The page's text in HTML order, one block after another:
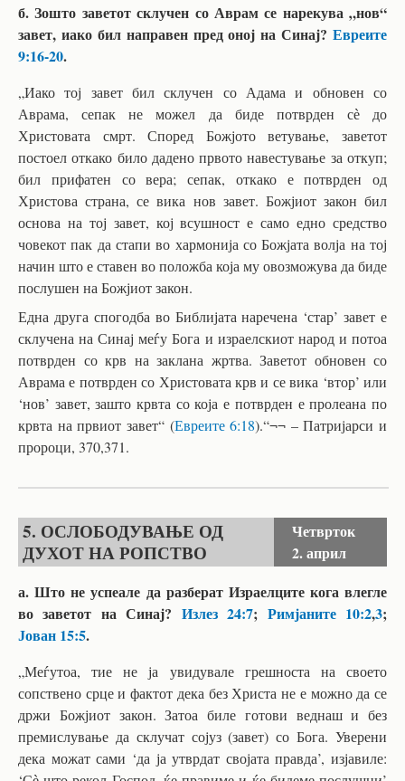
б. Зошто заветот склучен со Аврам се нарекува „нов“
завет, иако бил направен пред оној на Синај? Евреите
9:16-20.
„Иако тој завет бил склучен со Адама и обновен со
Аврама, сепак не можел да биде потврден сѐ до
Христовата смрт. Според Божјото ветување, заветот
постоел откако било дадено првото навестување за откуп;
бил прифатен со вера; сепак, откако е потврден од
Христова страна, се вика нов завет. Божјиот закон бил
основа на тој завет, кој всушност е само едно средство
човекот пак да стапи во хармонија со Божјата волја на тој
начин што е ставен во положба која му овозможува да биде
послушен на Божјиот закон.
Една друга спогодба во Библијата наречена ‘стар’ завет е
склучена на Синај меѓу Бога и израелскиот народ и потоа
потврден со крв на заклана жртва. Заветот обновен со
Аврама е потврден со Христовата крв и се вика ‘втор’ или
‘нов’ завет, зашто крвта со која е потврден е пролеана по
крвта на првиот завет“ (Евреите 6:18).“¬¬ – Патријарси и
пророци, 370,371.
5. ОСЛОБОДУВАЊЕ ОД
ДУХОТ НА РОПСТВО
Четврток
2. април
а. Што не успеале да разберат Израелците кога влегле
во заветот на Синај? Излез 24:7; Римјаните 10:2,3;
Јован 15:5.
„Меѓутоа, тие не ја увидувале грешноста на своето
сопствено срце и фактот дека без Христа не е можно да се
држи Божјиот закон. Затоа биле готови веднаш и без
премислување да склучат сојуз (завет) со Бога. Уверени
дека можат сами ‘да ја утврдат својата правда’, изјавиле: